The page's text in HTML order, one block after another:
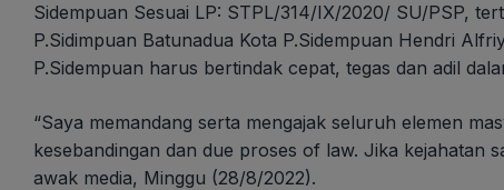
Sidempuan Sesuai LP: STPL/314/IX/2020/ SU/PSP,
P.Sidimpuan Batunadua Kota P.Sidempuan Hendri
P.Sidempuan harus bertindak cepat, tegas dan adil
“Saya memandang serta mengajak seluruh elemen
kesebandingan dan due proses of law. Jika kejahatan
awak media, Minggu (28/8/2022).